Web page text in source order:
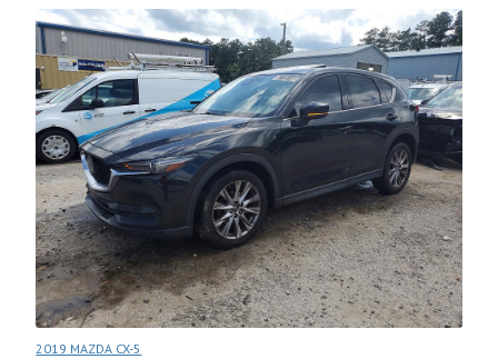
2019 MAZDA CX-5